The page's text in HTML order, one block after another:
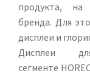
продукта, на
бренда. Для
дисплеи и
Дисплеи
сегменте